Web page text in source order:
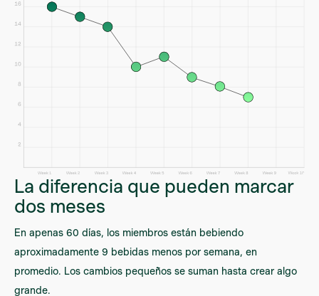
La diferencia que pueden marcar
dos meses
En apenas 60 días, los miembros están bebiendo
aproximadamente 9 bebidas menos por semana, en
promedio. Los cambios pequeños se suman hasta crear algo
grande.